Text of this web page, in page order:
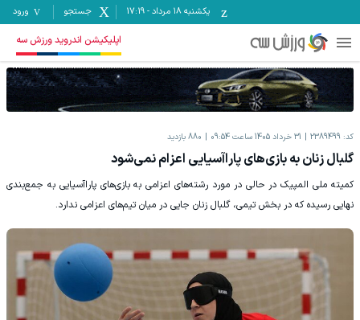
یکشنبه ۱۸ مرداد -
17:19 جستجو ورود
اپلیکیشن اندروید ورزش سه
کد: 2389499 31 خرداد 1405 ساعت 09:54 880 بازدید
گلبال زنان به بازی‌های پاراآسیایی اعزام نمی‌شود
کمیته ملی المپیک در حالی در مورد رشته‌های اعزامی به بازی‌های پاراآسیایی به جمع‌بندی
نهایی رسیده که در بخش تیمی، گلبال زنان جایی در میان تیم‌های اعزامی ندارد.